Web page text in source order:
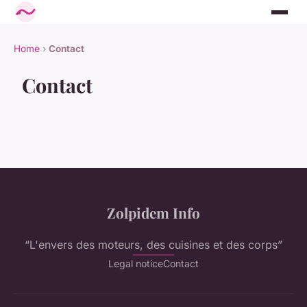
Home › Contact
Contact
Zolpidem Info
“L'envers des moteurs, des cuisines et des corps”
Legal noticeContact